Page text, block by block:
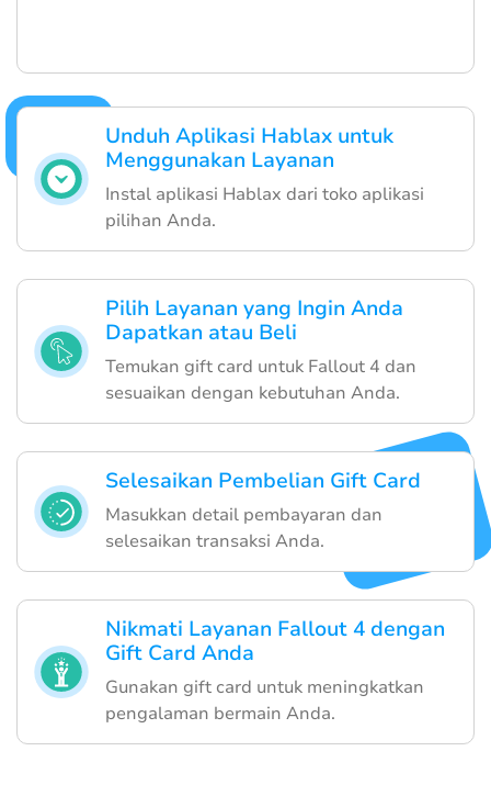
Unduh Aplikasi Hablax untuk
Menggunakan Layanan
Instal aplikasi Hablax dari toko aplikasi
pilihan Anda.
Pilih Layanan yang Ingin Anda
Dapatkan atau Beli
Temukan gift card untuk Fallout 4 dan
sesuaikan dengan kebutuhan Anda.
Selesaikan Pembelian Gift Card
Masukkan detail pembayaran dan
selesaikan transaksi Anda.
Nikmati Layanan Fallout 4 dengan
Gift Card Anda
Gunakan gift card untuk meningkatkan
pengalaman bermain Anda.